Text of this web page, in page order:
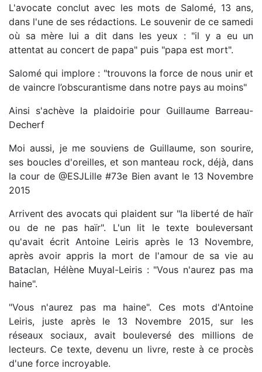
L'avocate conclut avec les mots de Salomé, 13 ans,
dans l'une de ses rédactions. Le souvenir de ce samedi
où sa mère lui a dit dans les yeux : "il y a eu un
attentat au concert de papa" puis "papa est mort".
Salomé qui implore : "trouvons la force de nous unir et
de vaincre l’obscurantisme dans notre pays au moins"
Ainsi s'achève la plaidoirie pour Guillaume Barreau-
Decherf
Moi aussi, je me souviens de Guillaume, son sourire,
ses boucles d'oreilles, et son manteau rock, déjà, dans
la cour de @ESJLille #73e Bien avant le 13 Novembre
2015
Arrivent des avocats qui plaident sur "la liberté de haïr
ou de ne pas haïr". L'un lit le texte bouleversant
qu'avait écrit Antoine Leiris après le 13 Novembre,
après avoir appris la mort de l'amour de sa vie au
Bataclan, Hélène Muyal-Leiris : "Vous n'aurez pas ma
haine".
"Vous n'aurez pas ma haine". Ces mots d'Antoine
Leiris, juste après le 13 Novembre 2015, sur les
réseaux sociaux, avait bouleversé des millions de
lecteurs. Ce texte, devenu un livre, reste à ce procès
d'une force incroyable.